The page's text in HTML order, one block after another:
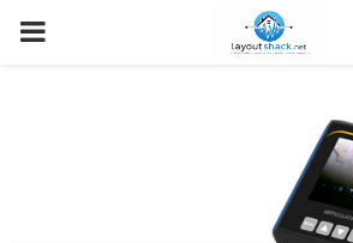
PRIMARY